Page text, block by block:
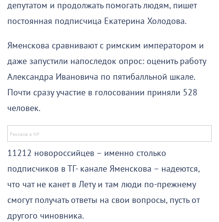
депутатом и продолжать помогать людям, пишет
постоянная подписчица Екатерина Холодова.
Яменскова сравнивают с римским императором и
даже запустили напоследок опрос: оценить работу
Александра Ивановича по пятибалльной шкале.
Почти сразу участие в голосовании приняли 528
человек.
11212 новороссийцев – именно столько
подписчиков в ТГ- канале Яменскова – надеются,
что чат не канет в Лету и там люди по-прежнему
смогут получать ответы на свои вопросы, пусть от
другого чиновника.